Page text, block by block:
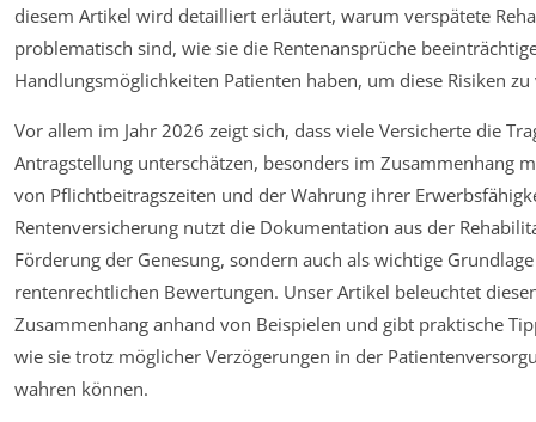
diesem Artikel wird detailliert erläutert, warum verspätete
problematisch sind, wie sie die Rentenansprüche
Handlungsmöglichkeiten Patienten haben, um diese Risiken
Vor allem im Jahr 2026 zeigt sich, dass viele Versicherte die
Antragstellung unterschätzen, besonders im Zusammenhang
von Pflichtbeitragszeiten und der Wahrung ihrer
Rentenversicherung nutzt die Dokumentation aus der
Förderung der Genesung, sondern auch als wichtige
rentenrechtlichen Bewertungen. Unser Artikel beleuchtet
Zusammenhang anhand von Beispielen und gibt praktische
wie sie trotz möglicher Verzögerungen in der
wahren können.